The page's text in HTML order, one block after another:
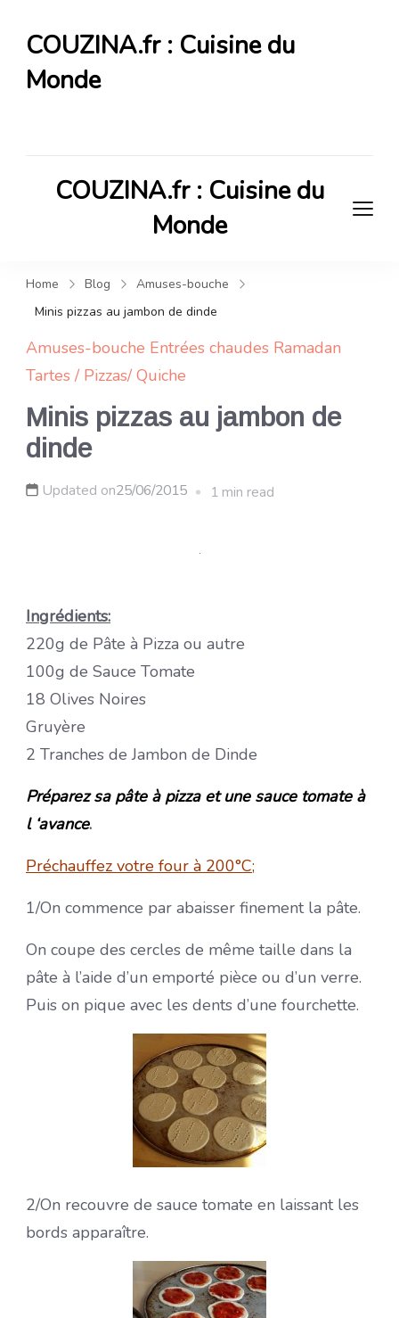
COUZINA.fr : Cuisine du
Monde
COUZINA.fr : Cuisine du
Monde
Home Blog
Amuses-bouche
Minis pizzas au jambon de dinde
Amuses-bouche Entrées chaudes Ramadan
Tartes / Pizzas/ Quiche
Minis pizzas au jambon de
dinde
Updated on25/06/2015 1 min read
Ingrédients:
220g de Pâte à Pizza ou autre
100g de Sauce Tomate
18 Olives Noires
Gruyère
2 Tranches de Jambon de Dinde
Préparez sa pâte à pizza et une sauce tomate à
l ‘avance.
Préchauffez votre four à 200°C;
1/On commence par abaisser finement la pâte.
On coupe des cercles de même taille dans la
pâte à l’aide d’un emporté pièce ou d’un verre.
Puis on pique avec les dents d’une fourchette.
2/On recouvre de sauce tomate en laissant les
bords apparaître.